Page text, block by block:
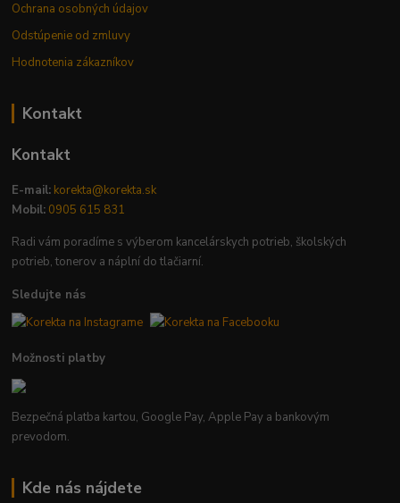
Ochrana osobných údajov
Odstúpenie od zmluvy
Hodnotenia zákazníkov
Kontakt
Kontakt
E-mail: korekta@korekta.sk
Mobil: 0905 615 831
Radi vám poradíme s výberom kancelárskych potrieb, školských
potrieb, tonerov a náplní do tlačiarní.
Sledujte nás
Možnosti platby
Bezpečná platba kartou, Google Pay, Apple Pay a bankovým
prevodom.
Kde nás nájdete